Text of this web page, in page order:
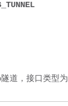
道，接口类型